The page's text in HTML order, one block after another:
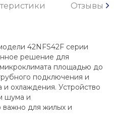
Отзывы
42NFS42F серии
решение для
площадью до
подключения и
охлаждения. Устройство
шума и
важно для жилых и